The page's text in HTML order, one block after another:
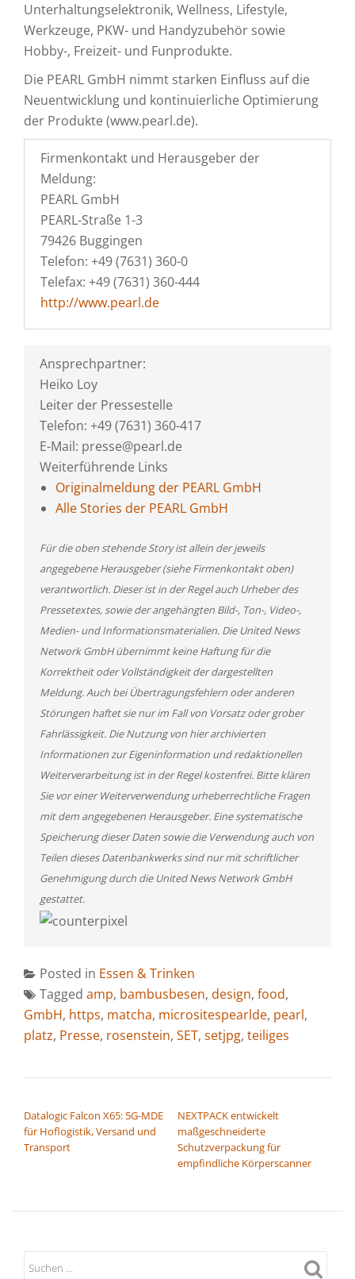
Unterhaltungselektronik, Wellness, Lifestyle,
Werkzeuge, PKW- und Handyzubehör sowie
Hobby-, Freizeit- und Funprodukte.
Die PEARL GmbH nimmt starken Einfluss auf die
Neuentwicklung und kontinuierliche Optimierung
der Produkte (www.pearl.de).
Firmenkontakt und Herausgeber der
Meldung:
PEARL GmbH
PEARL-Straße 1-3
79426 Buggingen
Telefon: +49 (7631) 360-0
Telefax: +49 (7631) 360-444
http://www.pearl.de
Ansprechpartner:
Heiko Loy
Leiter der Pressestelle
Telefon: +49 (7631) 360-417
E-Mail: presse@pearl.de
Weiterführende Links
Originalmeldung der PEARL GmbH
Alle Stories der PEARL GmbH
Für die oben stehende Story ist allein der jeweils
angegebene Herausgeber (siehe Firmenkontakt oben)
verantwortlich. Dieser ist in der Regel auch Urheber des
Pressetextes, sowie der angehängten Bild-, Ton-, Video-,
Medien- und Informationsmaterialien. Die United News
Network GmbH übernimmt keine Haftung für die
Korrektheit oder Vollständigkeit der dargestellten
Meldung. Auch bei Übertragungsfehlern oder anderen
Störungen haftet sie nur im Fall von Vorsatz oder grober
Fahrlässigkeit. Die Nutzung von hier archivierten
Informationen zur Eigeninformation und redaktionellen
Weiterverarbeitung ist in der Regel kostenfrei. Bitte klären
Sie vor einer Weiterverwendung urheberrechtliche Fragen
mit dem angegebenen Herausgeber. Eine systematische
Speicherung dieser Daten sowie die Verwendung auch von
Teilen dieses Datenbankwerks sind nur mit schriftlicher
Genehmigung durch die United News Network GmbH
gestattet.
Posted in Essen & Trinken
Tagged amp, bambusbesen, design, food,
GmbH, https, matcha, micrositespearlde, pearl,
platz, Presse, rosenstein, SET, setjpg, teiliges
Datalogic Falcon X65: 5G-MDE
für Hoflogistik, Versand und
Transport
NEXTPACK entwickelt
maßgeschneiderte
Schutzverpackung für
empfindliche Körperscanner